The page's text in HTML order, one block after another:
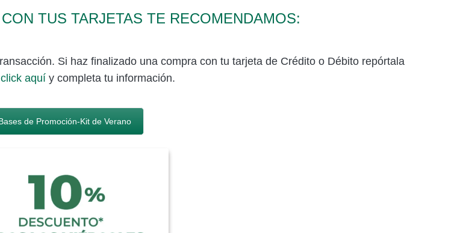
TUS TARJETAS TE RECOMENDAMOS:
Si haz finalizado una compra con tu tarjeta de Crédito o Débito repórtala
click aquí y completa tu información.
de Promoción-Kit de Verano